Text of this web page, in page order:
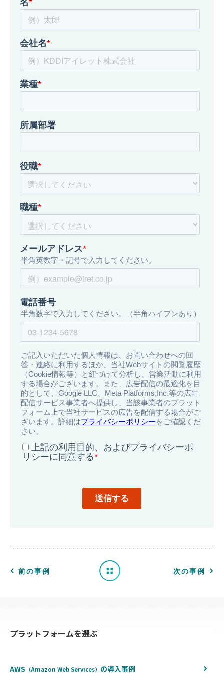
前の事例
例
一 次の事例
プラットフォームを選ぶ
AWS （Amazon Web Services） の導入事例